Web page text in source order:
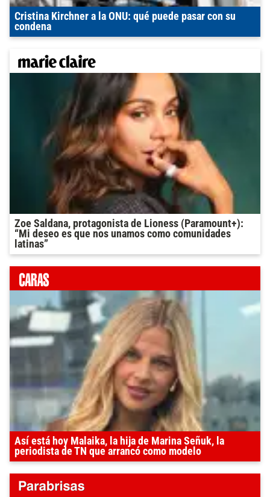
Cristina Kirchner a la ONU: qué puede pasar con su
condena
Zoe Saldana, protagonista de Lioness (Paramount+):
“Mi deseo es que nos unamos como comunidades
latinas”
Así está hoy Malaika, la hija de Marina Señuk, la
periodista de TN que arrancó como modelo